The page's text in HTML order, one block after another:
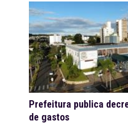
Prefeitura publica
de gastos